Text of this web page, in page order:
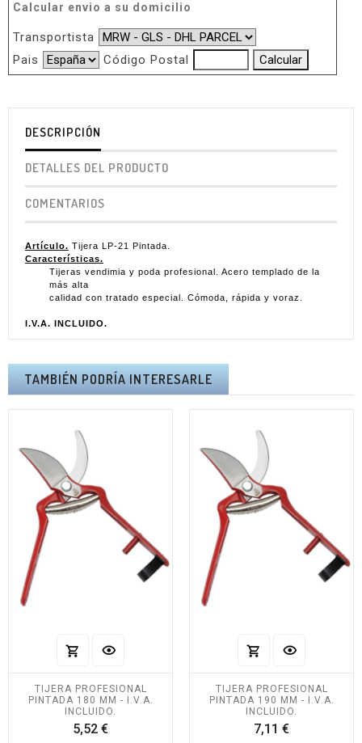
Calcular envio a su domicilio
Transportista
Pais
Código Postal
DESCRIPCIÓN
DETALLES DEL PRODUCTO
COMENTARIOS
Artículo. Tijera LP-21 Pintada.
Características.
Tijeras vendimia y poda profesional. Acero templado de la
más alta
calidad con tratado especial. Cómoda, rápida y voraz.
I.V.A. INCLUIDO.
TAMBIÉN PODRÍA INTERESARLE
TIJERA PROFESIONAL
PINTADA 180 MM - I.V.A.
INCLUIDO.
5,52 €Precio
TIJERA PROFESIONAL
PINTADA 190 MM - I.V.A.
INCLUIDO.
7,11 €Precio